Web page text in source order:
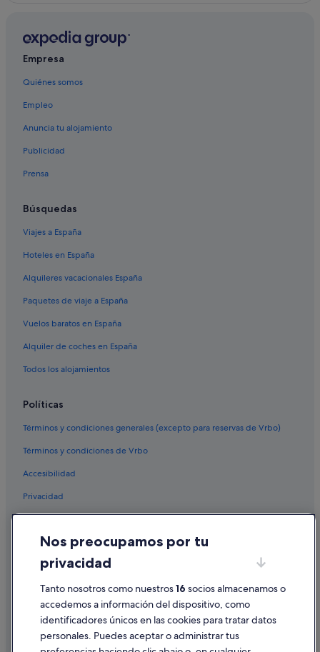
Empresa
Quiénes somos
Empleo
Anuncia tu alojamiento
Publicidad
Prensa
Búsquedas
Viajes a España
Hoteles en España
Alquileres vacacionales España
Paquetes de viaje a España
Vuelos baratos en España
Alquiler de coches en España
Todos los alojamientos
Políticas
Términos y condiciones generales (excepto para reservas de Vrbo)
Términos y condiciones de Vrbo
Accesibilidad
Privacidad
Cookies
Condiciones de uso
Información legal/contacto
Pautas sobre el contenido y cómo denunciar contenido
Ayuda
Nos preocupamos por tu
privacidad
Tanto nosotros como nuestros16 socios almacenamos o
accedemos a información del dispositivo, como
identificadores únicos en las cookies para tratar datos
personales. Puedes aceptar o administrar tus